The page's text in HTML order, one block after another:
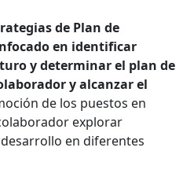
de Plan de
en identificar
y determinar el plan de
y alcanzar el
de los puestos en
explorar
en diferentes